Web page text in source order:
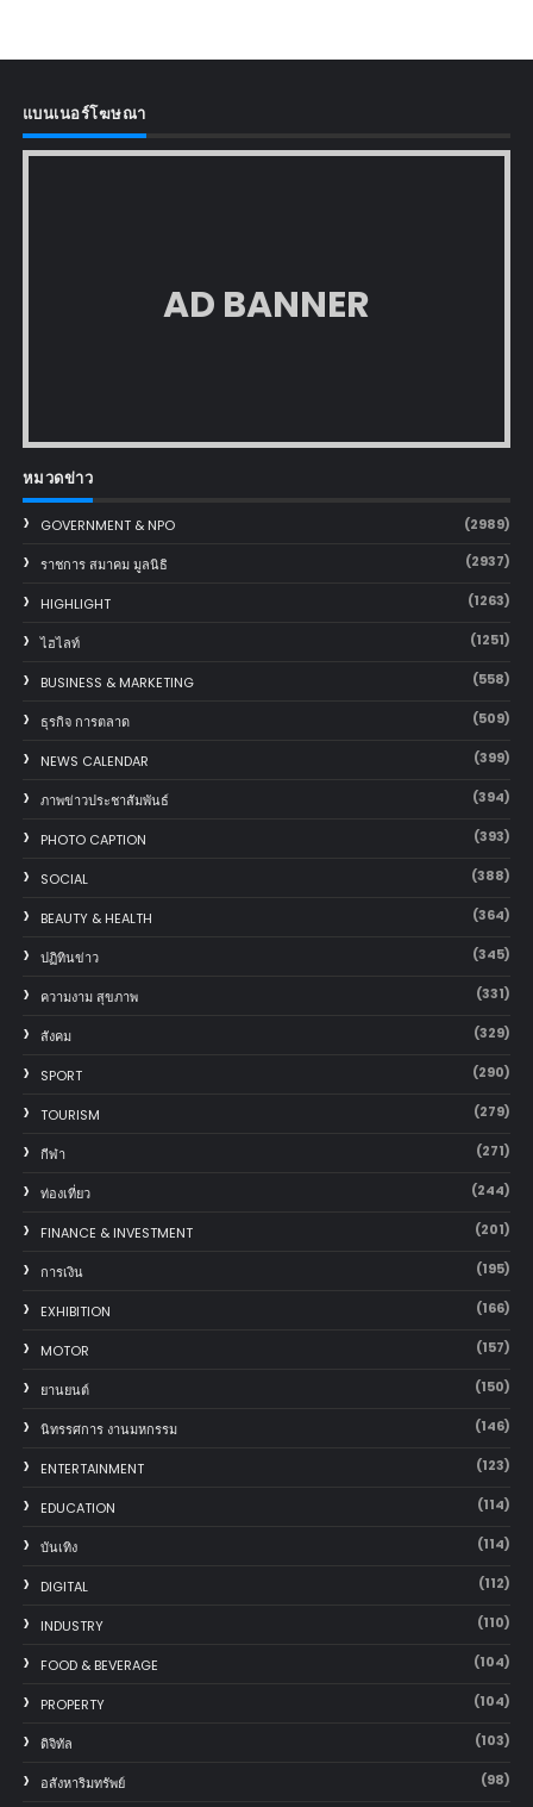
แบนเนอร์โฆษณา
AD BANNER
หมวดข่าว
GOVERNMENT & NPO (2989)
ราชการ สมาคม มูลนิธิ (2937)
HIGHLIGHT (1263)
ไฮไลท์ (1251)
BUSINESS & MARKETING (558)
ธุรกิจ การตลาด (509)
NEWS CALENDAR (399)
ภาพข่าวประชาสัมพันธ์ (394)
PHOTO CAPTION (393)
SOCIAL (388)
BEAUTY & HEALTH (364)
ปฏิทินข่าว (345)
ความงาม สุขภาพ (331)
สังคม (329)
SPORT (290)
TOURISM (279)
กีฬา (271)
ท่องเที่ยว (244)
FINANCE & INVESTMENT (201)
การเงิน (195)
EXHIBITION (166)
MOTOR (157)
‎ยานยนต์‎ (150)
นิทรรศการ งานมหกรรม (146)
ENTERTAINMENT (123)
EDUCATION (114)
บันเทิง (114)
DIGITAL (112)
INDUSTRY (110)
FOOD & BEVERAGE (104)
PROPERTY (104)
ดิจิทัล (103)
อสังหาริมทรัพย์ (98)